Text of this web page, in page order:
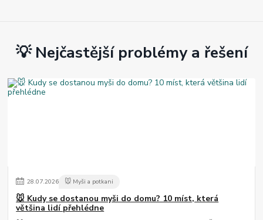
💡 Nejčastější problémy a řešení
28.07.2026 🐭 Myši a potkani
🐭 Kudy se dostanou myši do domu? 10 míst, která
většina lidí přehlédne